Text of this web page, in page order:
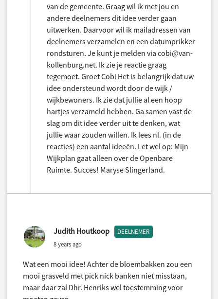
van de gemeente. Graag wil ik met jou en
andere deelnemers dit idee verder gaan
uitwerken. Daarvoor wil ik mailadressen van
deelnemers verzamelen en een datumprikker
rondsturen. Je kunt je melden via cobi@van-
kollenburg.net. Ik zie je reactie graag
tegemoet. Groet Cobi Het is belangrijk dat uw
idee ondersteund wordt door de wijk /
wijkbewoners. Ik zie dat jullie al een hoop
hartjes verzameld hebben. Ga samen vast de
slag om dit idee verder uit te denken, wat
jullie waar zouden willen. Ik lees nl. (in de
reacties) een aantal ideeën. Let wel op: Mijn
Wijkplan gaat alleen over de Openbare
Ruimte. Succes! Maryse Slingerland.
Judith Houtkoop DEELNEMER
8 years ago
Wat een mooi idee! Achter de bloembakken zou een
mooi grasveld met pick nick banken niet misstaan,
maar daar zal Dhr. Henriks wel toestemming voor